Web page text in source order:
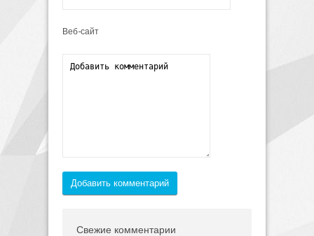
Веб-сайт
Добавить комментарий
Свежие комментарии